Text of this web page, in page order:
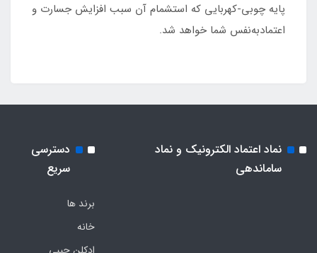
پایه چوبی-کهربایی که استشمام آن سبب افزایش جسارت و
اعتمادبه‌نفس شما خواهد شد.
نماد اعتماد الکترونیک و نماد
ساماندهی
دسترسی
سریع
برند ها
خانه